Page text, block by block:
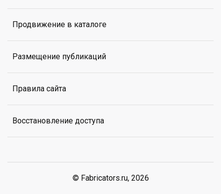
Продвижение в каталоге
Размещение публикаций
Правила сайта
Восстановление доступа
© Fabricators.ru, 2026